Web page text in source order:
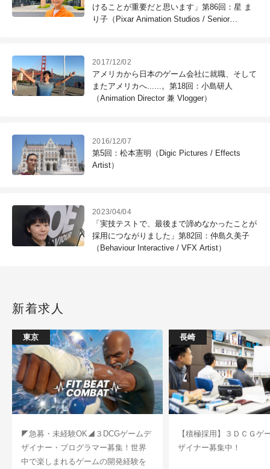
けることが重要だと思います」第86回：星 ま
り子（Pixar Animation Studios / Senior
2017/12/02
アメリカから日本のゲーム会社に就職、そして
またアメリカへ......。第18回：小島研人
（Animation Director 兼 Vlogger）
2016/12/07
第5回：松本憲明（Digic Pictures / Effects
Artist）
2023/04/04
「実技テストで、最後まで諦めなかったことが
採用につながりました」第82回：仲島久美子
（Behaviour Interactive / VFX Artist）
新着求人
東京
◤急募・未経験OK◢３DCGゲームデ
ザイナー・プログラマー募集！世界
中で楽しまれるゲームの開発経験を
長崎
【積極採用】３ＤＣＧゲ
ザイナー募集中！